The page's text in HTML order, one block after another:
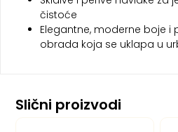
čistoće
Elegantne, moderne boje i
obrada koja se uklapa u
Slični proizvodi